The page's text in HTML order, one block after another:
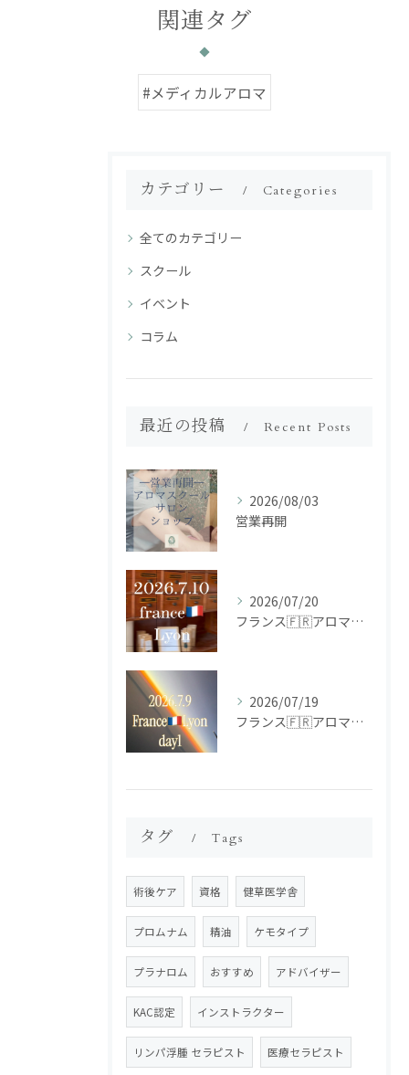
関連タグ
#メディカルアロマ
カテゴリー Categories
全てのカテゴリー
スクール
イベント
コラム
最近の投稿 Recent Posts
2026/08/03
営業再開
2026/07/20
フランス🇫🇷アロマ研修ツアー𝗱𝗮𝘆𝟮
2026/07/19
フランス🇫🇷アロマ研修ツアー𝗱𝗮𝘆𝟭
タグ Tags
術後ケア 資格 健草医学舎
プロムナム 精油 ケモタイプ
プラナロム おすすめ アドバイザー
KAC認定 インストラクター
リンパ浮腫 セラピスト 医療セラピスト